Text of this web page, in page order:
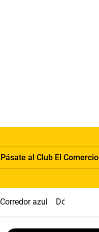
Pásate al Club El Comercio
Corredor azul Dólar